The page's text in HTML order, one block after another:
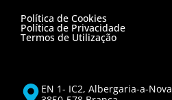
Política de Cookies
Política de Privacidade
Termos de Utilização
EN 1- IC2, Albergaria-a-Nova